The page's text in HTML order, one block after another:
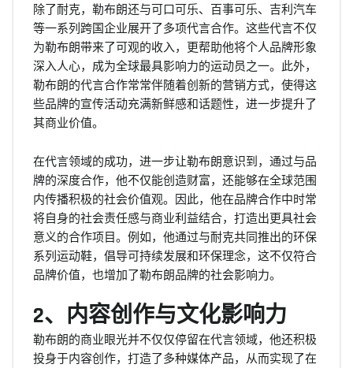
除了耐克，勒布朗还与可口可乐、百事可乐、吉利汽车
等一系列跨国企业展开了多项代言合作。这些代言不仅
为勒布朗带来了可观的收入，更帮助他将个人品牌形象
深入人心，成为全球最具影响力的运动员之一。此外，
勒布朗的代言合作常常伴随着创新的营销方式，使得这
些品牌的宣传活动充满新鲜感和话题性，进一步提升了
其商业价值。
在代言领域的成功，进一步让勒布朗意识到，通过与品
牌的深度合作，他不仅能创造财富，还能够在全球范围
内传播积极的社会价值观。因此，他在品牌合作中时常
将自身的社会责任感与商业利益结合，打造出更具社会
意义的合作项目。例如，他通过与耐克共同推出的环保
系列运动鞋，倡导可持续发展和环保理念，这不仅符合
品牌价值，也增加了勒布朗品牌的社会影响力。
2、内容创作与文化影响力
勒布朗的商业眼光并不仅仅停留在代言领域，他还积极
投身于内容创作，打造了多种媒体产品，从而实现了在